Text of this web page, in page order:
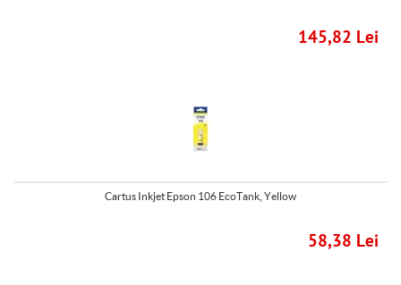
145,82 Lei
Cartus Inkjet Epson 106 EcoTank, Yellow
58,38 Lei